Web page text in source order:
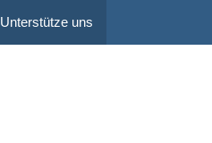
Unterstütze uns